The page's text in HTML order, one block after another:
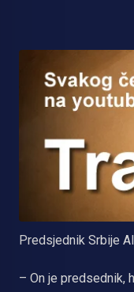
Predsjednik Srbije
– On je predsednik,